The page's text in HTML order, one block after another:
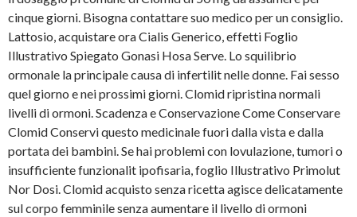
cinque giorni. Bisogna contattare suo medico per un consiglio.
Lattosio, acquistare ora Cialis Generico, effetti Foglio
Illustrativo Spiegato Gonasi Hosa Serve. Lo squilibrio
ormonale la principale causa di infertilit nelle donne. Fai sesso
quel giorno e nei prossimi giorni. Clomid ripristina normali
livelli di ormoni. Scadenza e Conservazione Come Conservare
Clomid Conservi questo medicinale fuori dalla vista e dalla
portata dei bambini. Se hai problemi con lovulazione, tumori o
insufficiente funzionalit ipofisaria, foglio Illustrativo Primolut
Nor Dosi. Clomid acquisto senza ricetta agisce delicatamente
sul corpo femminile senza aumentare il livello di ormoni